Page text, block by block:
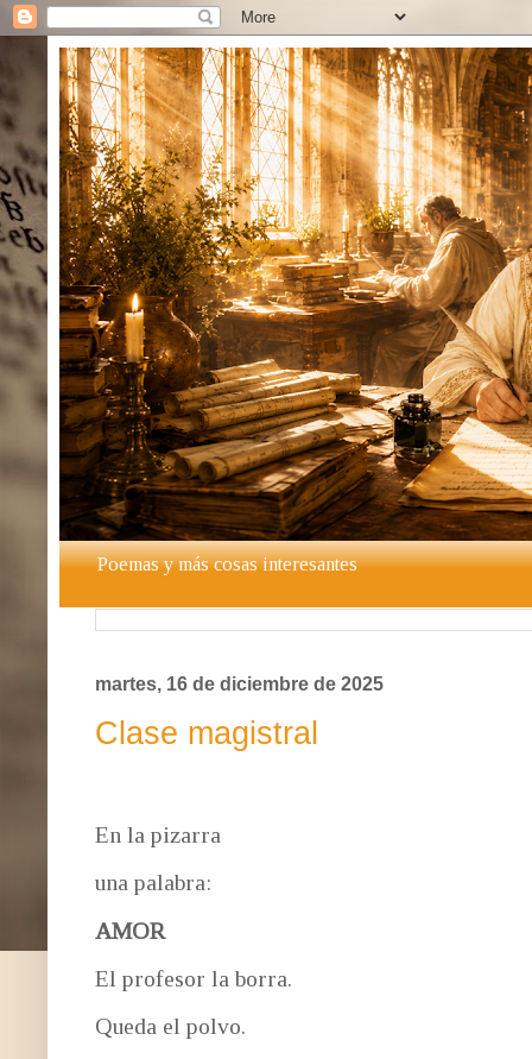
Poemas y más cosas interesantes
martes, 16 de diciembre de 2025
Clase magistral
En la pizarra
una palabra:
AMOR
El profesor la borra.
Queda el polvo.